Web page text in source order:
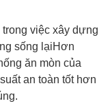
việc xây dựng
sống lạiHơn
ăn mòn của
an toàn tốt hơn